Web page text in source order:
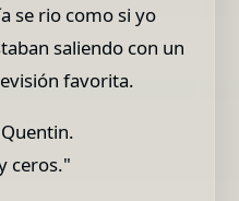
se rio como si yo
saliendo con un
favorita.
ceros."